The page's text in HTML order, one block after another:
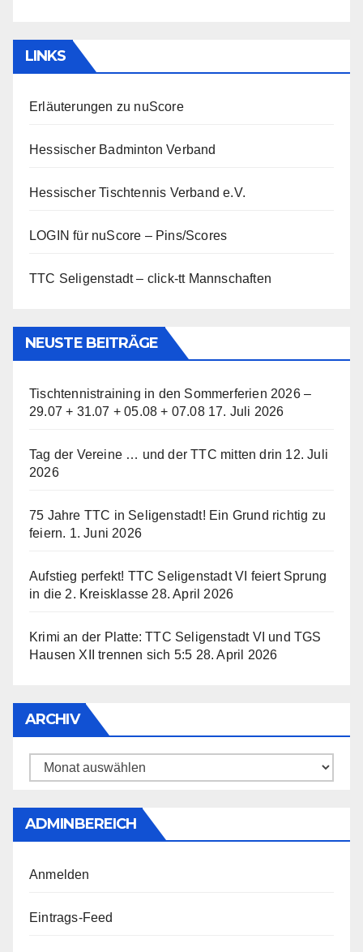
LINKS
Erläuterungen zu nuScore
Hessischer Badminton Verband
Hessischer Tischtennis Verband e.V.
LOGIN für nuScore – Pins/Scores
TTC Seligenstadt – click-tt Mannschaften
NEUSTE BEITRÄGE
Tischtennistraining in den Sommerferien 2026 –
29.07 + 31.07 + 05.08 + 07.08 17. Juli 2026
Tag der Vereine … und der TTC mitten drin 12. Juli
2026
75 Jahre TTC in Seligenstadt! Ein Grund richtig zu
feiern. 1. Juni 2026
Aufstieg perfekt! TTC Seligenstadt VI feiert Sprung
in die 2. Kreisklasse 28. April 2026
Krimi an der Platte: TTC Seligenstadt VI und TGS
Hausen XII trennen sich 5:5 28. April 2026
ARCHIV
Archiv
ADMINBEREICH
Anmelden
Eintrags-Feed